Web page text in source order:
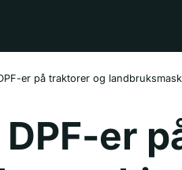
er på traktorer og
DPF-er